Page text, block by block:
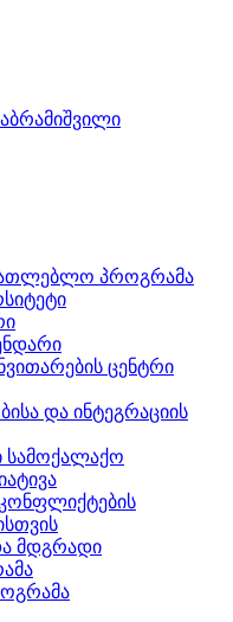
პროგრამა
ცენტრი
და ინტეგრაციის
მდგრადი